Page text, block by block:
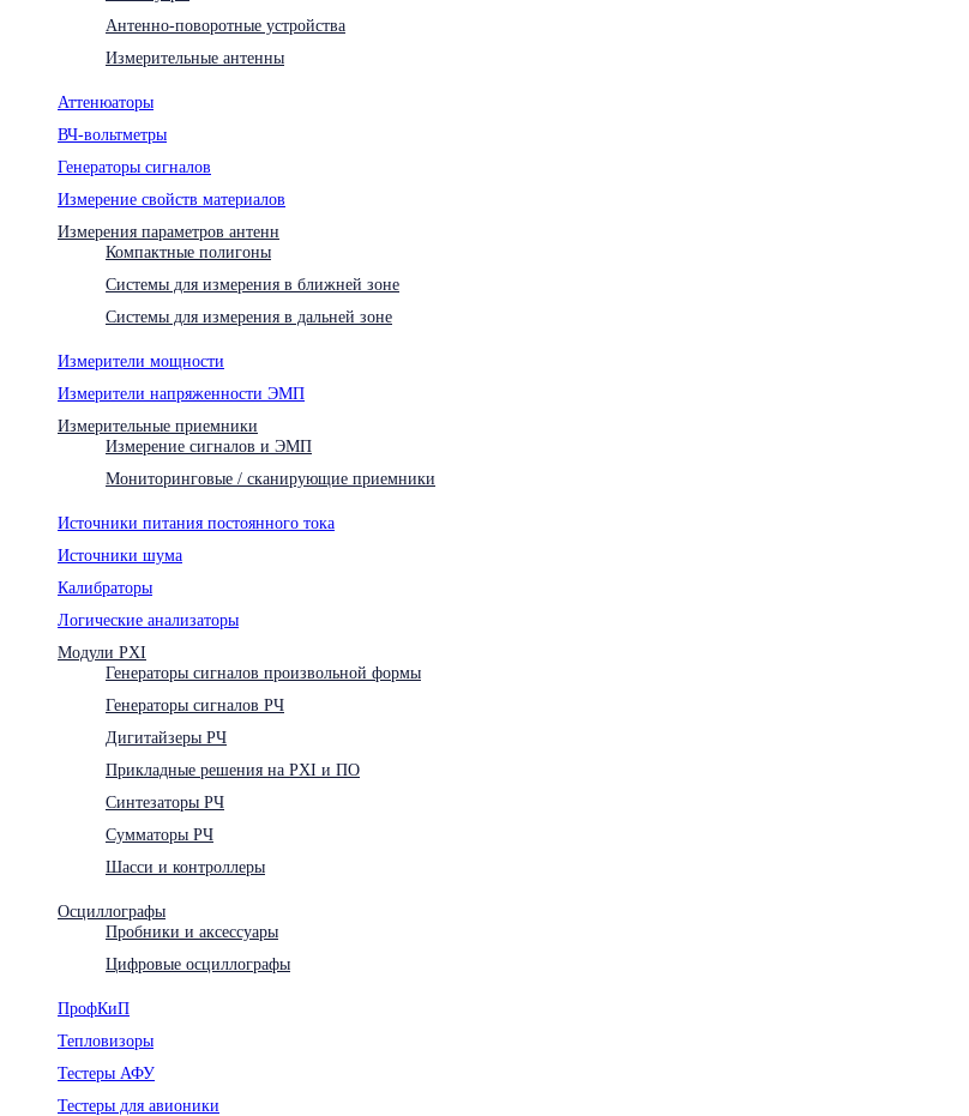
Антенно-поворотные устройства
Измерительные антенны
Аттенюаторы
ВЧ-вольтметры
Генераторы сигналов
Измерение свойств материалов
Измерения параметров антенн
Компактные полигоны
Системы для измерения в ближней зоне
Системы для измерения в дальней зоне
Измерители мощности
Измерители напряженности ЭМП
Измерительные приемники
Измерение сигналов и ЭМП
Мониторинговые / сканирующие приемники
Источники питания постоянного тока
Источники шума
Калибраторы
Логические анализаторы
Модули PXI
Генераторы сигналов произвольной формы
Генераторы сигналов РЧ
Дигитайзеры РЧ
Прикладные решения на PXI и ПО
Синтезаторы РЧ
Сумматоры РЧ
Шасси и контроллеры
Осциллографы
Пробники и аксессуары
Цифровые осциллографы
ПрофКиП
Тепловизоры
Тестеры АФУ
Тестеры для авионики